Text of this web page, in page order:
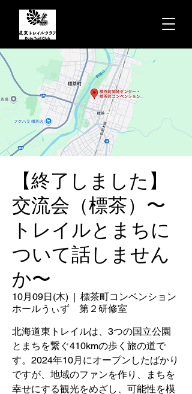
【終了しました】
交流会（標茶）〜
トレイルとまちに
ついて話しません
か〜
10月09日(木)
  |
標茶町コンベンション
ホールうぃず 第２研修室
北海道東トレイルは、3つの国立公園
とまちを繋ぐ410kmの歩く旅の道で
す。2024年10月にオープンしたばかり
ですが、地域のファンを作り、まちを
幸せにする観光をめざし、可能性を模